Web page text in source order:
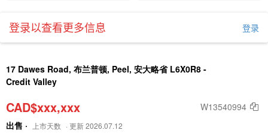
登录以查看更多信息 登录